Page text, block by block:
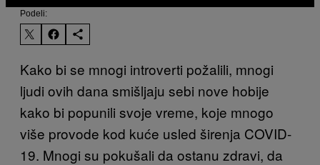
Podeli:
Kako bi se mnogi introverti požalili, mnogi
ljudi ovih dana smišljaju sebi nove hobije
kako bi popunili svoje vreme, koje mnogo
više provode kod kuće usled širenja COVID-
19. Mnogi su pokušali da ostanu zdravi, da